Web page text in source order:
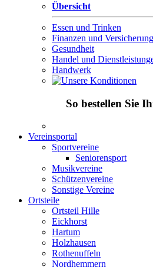
Übersicht
Essen und Trinken
Finanzen und
Gesundheit
Handel und
Handwerk
So bestellen Sie
Vereinsportal
Sportvereine
Seniorensport
Musikvereine
Schützenvereine
Sonstige Vereine
Ortsteile
Ortsteil Hille
Eickhorst
Hartum
Holzhausen
Rothenuffeln
Nordhemmern